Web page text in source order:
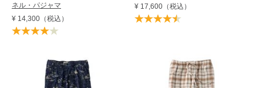
ネル・パジャマ
¥ 14,300 （税込）
¥ 17,600 （税込）